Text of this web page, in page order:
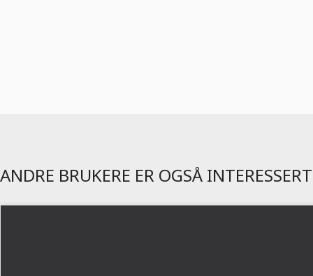
ANDRE BRUKERE ER OGSÅ INTERESSERT